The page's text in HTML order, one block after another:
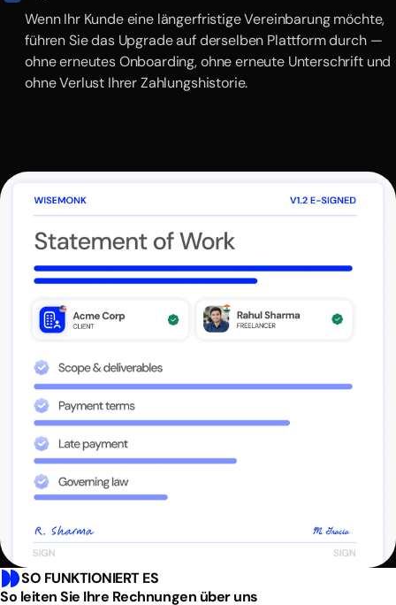
Wenn Ihr Kunde eine längerfristige Vereinbarung möchte,
führen Sie das Upgrade auf derselben Plattform durch —
ohne erneutes Onboarding, ohne erneute Unterschrift und
ohne Verlust Ihrer Zahlungshistorie.
SO FUNKTIONIERT ES
So leiten Sie Ihre Rechnungen über uns